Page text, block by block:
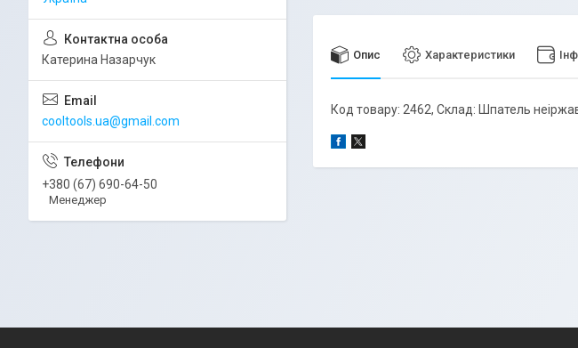
Опис Характеристики
Код товару: 2462, Склад: Шпатель
Катерина Назарчук
cooltools.ua@gmail.com
+380 (67) 690-64-50
Менеджер